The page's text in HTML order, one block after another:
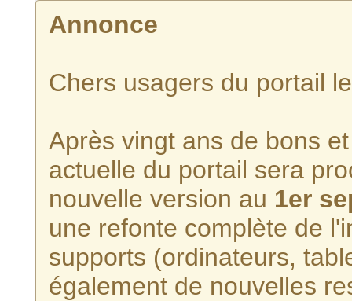
Annonce
Chers usagers du portail
Après vingt ans de bons
actuelle du portail sera
nouvelle version au 1er
une refonte complète de
supports (ordinateurs,
également de nouvelles